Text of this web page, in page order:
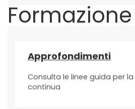
Formazione
Approfondimenti
Consulta le linee guida per
continua